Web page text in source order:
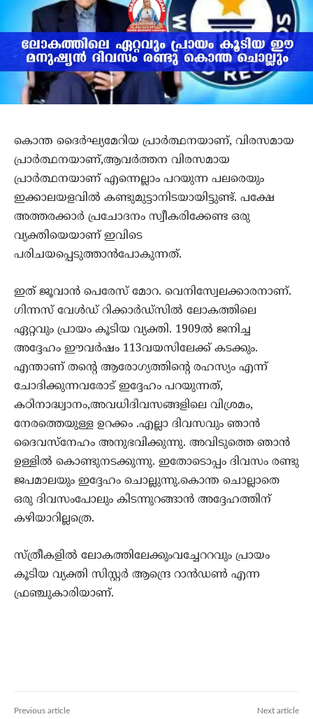
കൊന്ത ദൈര്‍ഘ്യമേറിയ പ്രാര്‍ത്ഥനയാണ്, വിരസമായ
പ്രാര്‍ത്ഥനയാണ്,ആവര്‍ത്തന വിരസമായ
പ്രാര്‍ത്ഥനയാണ് എന്നെല്ലാം പറയുന്ന പലരെയും
ഇക്കാലയളവില്‍ കണ്ടുമുട്ടാനിടയായിട്ടുണ്ട്. പക്ഷേ
അത്തരക്കാര്‍ പ്രചോദനം സ്വീകരിക്കേണ്ട ഒരു
വ്യക്തിയെയാണ് ഇവിടെ
പരിചയപ്പെടുത്താന്‍പോകുന്നത്.
ഇത് ജൂവാന്‍ പെരേസ് മോറ. വെനിസ്വേലക്കാരനാണ്.
ഗിന്നസ് വേള്‍ഡ് റിക്കാര്‍ഡ്‌സില്‍ ലോകത്തിലെ
ഏറ്റവും പ്രായം കൂടിയ വ്യക്തി. 1909ല്‍ ജനിച്ച
അദ്ദേഹം ഈവര്‍ഷം 113വയസിലേക്ക് കടക്കും.
എന്താണ് തന്റെ ആരോഗ്യത്തിന്റെ രഹസ്യം എന്ന്
ചോദിക്കുന്നവരോട് ഇദ്ദേഹം പറയുന്നത്,
കഠിനാദ്ധ്വാനം,അവധിദിവസങ്ങളിലെ വിശ്രമം,
നേരത്തെയുള്ള ഉറക്കം .എല്ലാ ദിവസവും ഞാന്‍
ദൈവസ്‌നേഹം അനുഭവിക്കുന്നു. അവിടുത്തെ ഞാന്‍
ഉള്ളില്‍ കൊണ്ടുനടക്കുന്നു. ഇതോടൊപ്പം ദിവസം രണ്ടു
ജപമാലയും ഇദ്ദേഹം ചൊല്ലുന്നു.കൊന്ത ചൊല്ലാതെ
ഒരു ദിവസംപോലും കിടന്നുറങ്ങാന്‍ അദ്ദേഹത്തിന്
കഴിയാറില്ലത്രെ.
സ്ത്രീകളില്‍ ലോകത്തിലേക്കുംവച്ചേററവും പ്രായം
കൂടിയ വ്യക്തി സിസ്റ്റര്‍ ആന്ദ്രെ റാന്‍ഡണ്‍ എന്ന
ഫ്രഞ്ചുകാരിയാണ്.
Previous article Next article